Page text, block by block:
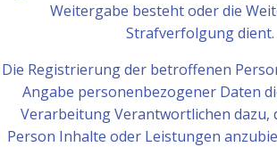
Weitergabe besteht oder die
Strafverfolgung dient.
Die Registrierung der betroffenen
Angabe personenbezogener Daten
Verarbeitung Verantwortlichen dazu,
Person Inhalte oder Leistungen